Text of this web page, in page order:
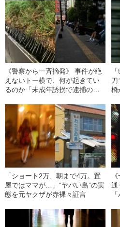
《警察から一斉摘発》 事件が絶
えないトー横で、何が起きてい
るのか「未成年誘拐で逮捕の男
ていた」
刀
橋
「ショート2万、朝まで4万。置
屋ではママが…」“ヤバい島”の実
態を元ヤクザが赤裸々証言
通